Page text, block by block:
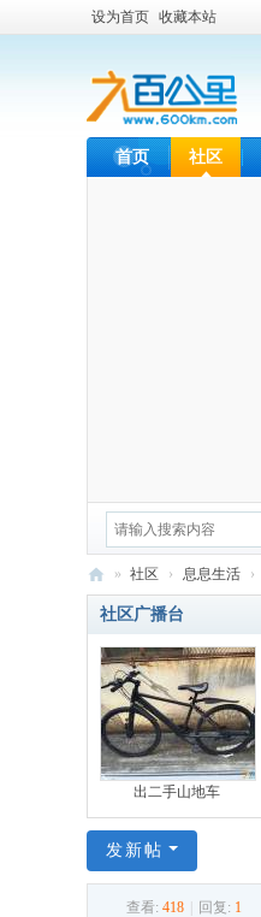
设为首页 收藏本站
首页 社区
六
百
公
里
比
亚
员
» 社区 › 息息生活 ›
社区广播台
出二手山地车
发新帖
查看: 418 回复: 1